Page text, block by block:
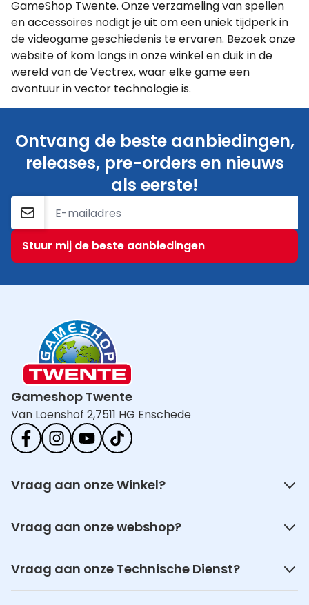
GameShop Twente. Onze verzameling van spellen
en accessoires nodigt je uit om een uniek tijdperk in
de videogame geschiedenis te ervaren. Bezoek onze
website of kom langs in onze winkel en duik in de
wereld van de Vectrex, waar elke game een
avontuur in vector technologie is.
Ontvang de beste aanbiedingen,
releases, pre-orders en nieuws
als eerste!
E-mailadres
Stuur mij de beste aanbiedingen
Gameshop Twente
Van Loenshof 2,7511 HG Enschede
Vraag aan onze Winkel?
Vraag aan onze webshop?
Vraag aan onze Technische Dienst?